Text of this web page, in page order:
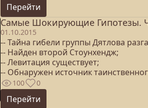
Перейти
Самые Шокирующие Гипотезы.
01.10.2015
-- Тайна гибели группы Дятлова
-- Найден второй Стоунхендж;
-- Левитация существует;
-- Обнаружен источник
100 0
Перейти